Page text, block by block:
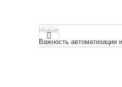
Новые
Важность автоматизации